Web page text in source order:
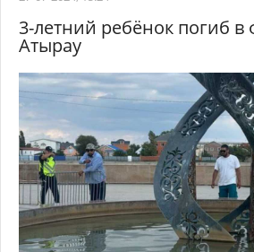
3-летний ребёнок погиб в
Атырау